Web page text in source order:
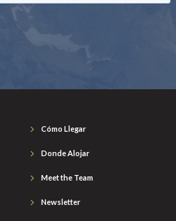
Cómo Llegar
Donde Alojar
Meet the Team
Newsletter